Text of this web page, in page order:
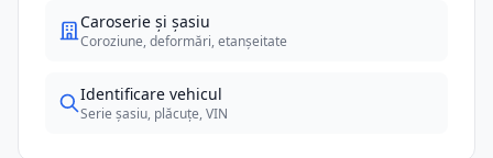
Caroserie și șasiu
Coroziune, deformări, etanșeitate
Identificare vehicul
Serie șasiu, plăcuțe, VIN